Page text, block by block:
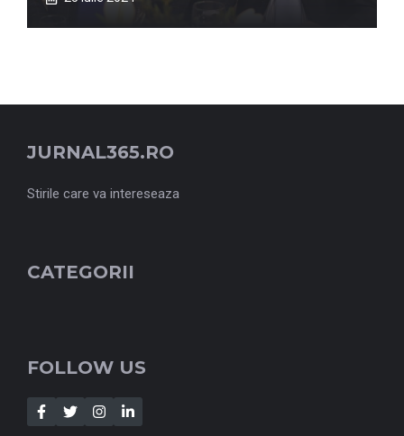
JURNAL365.RO
Stirile care va intereseaza
CATEGORII
FOLLOW US